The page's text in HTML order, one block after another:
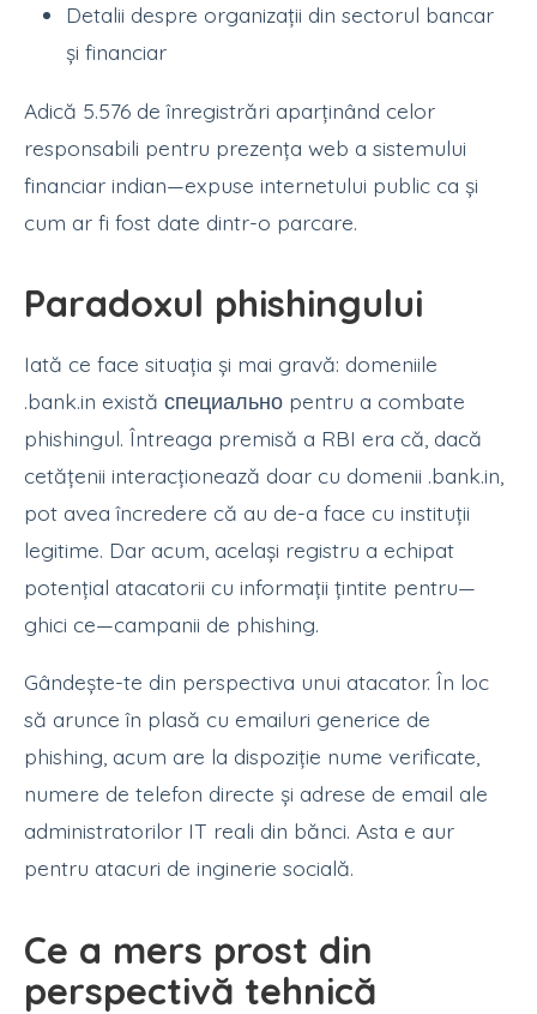
Detalii despre organizații din sectorul bancar
și financiar
Adică 5.576 de înregistrări aparținând celor
responsabili pentru prezența web a sistemului
financiar indian—expuse internetului public ca și
cum ar fi fost date dintr-o parcare.
Paradoxul phishingului
Iată ce face situația și mai gravă: domeniile
.bank.in există специально pentru a combate
phishingul. Întreaga premisă a RBI era că, dacă
cetățenii interacționează doar cu domenii .bank.in,
pot avea încredere că au de-a face cu instituții
legitime. Dar acum, același registru a echipat
potențial atacatorii cu informații țintite pentru—
ghici ce—campanii de phishing.
Gândește-te din perspectiva unui atacator. În loc
să arunce în plasă cu emailuri generice de
phishing, acum are la dispoziție nume verificate,
numere de telefon directe și adrese de email ale
administratorilor IT reali din bănci. Asta e aur
pentru atacuri de inginerie socială.
Ce a mers prost din
perspectivă tehnică